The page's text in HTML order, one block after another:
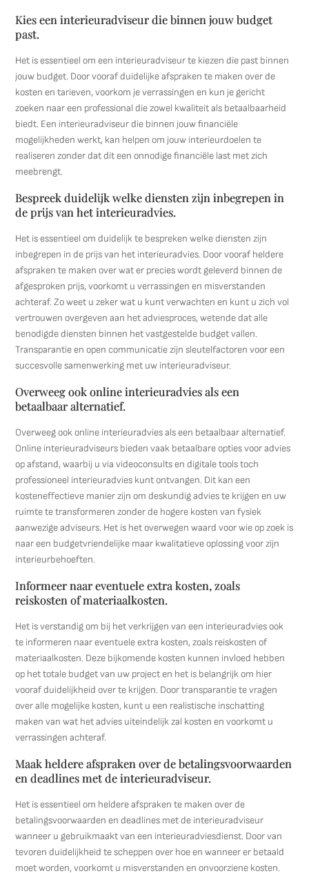
Kies een interieuradviseur die binnen jouw budget
past.
Het is essentieel om een interieuradviseur te kiezen die past binnen
jouw budget. Door vooraf duidelijke afspraken te maken over de
kosten en tarieven, voorkom je verrassingen en kun je gericht
zoeken naar een professional die zowel kwaliteit als betaalbaarheid
biedt. Een interieuradviseur die binnen jouw financiële
mogelijkheden werkt, kan helpen om jouw interieurdoelen te
realiseren zonder dat dit een onnodige financiële last met zich
meebrengt.
Bespreek duidelijk welke diensten zijn inbegrepen in
de prijs van het interieuradvies.
Het is essentieel om duidelijk te bespreken welke diensten zijn
inbegrepen in de prijs van het interieuradvies. Door vooraf heldere
afspraken te maken over wat er precies wordt geleverd binnen de
afgesproken prijs, voorkomt u verrassingen en misverstanden
achteraf. Zo weet u zeker wat u kunt verwachten en kunt u zich vol
vertrouwen overgeven aan het adviesproces, wetende dat alle
benodigde diensten binnen het vastgestelde budget vallen.
Transparantie en open communicatie zijn sleutelfactoren voor een
succesvolle samenwerking met uw interieuradviseur.
Overweeg ook online interieuradvies als een
betaalbaar alternatief.
Overweeg ook online interieuradvies als een betaalbaar alternatief.
Online interieuradviseurs bieden vaak betaalbare opties voor advies
op afstand, waarbij u via videoconsults en digitale tools toch
professioneel interieuradvies kunt ontvangen. Dit kan een
kosteneffectieve manier zijn om deskundig advies te krijgen en uw
ruimte te transformeren zonder de hogere kosten van fysiek
aanwezige adviseurs. Het is het overwegen waard voor wie op zoek is
naar een budgetvriendelijke maar kwalitatieve oplossing voor zijn
interieurbehoeften.
Informeer naar eventuele extra kosten, zoals
reiskosten of materiaalkosten.
Het is verstandig om bij het verkrijgen van een interieuradvies ook
te informeren naar eventuele extra kosten, zoals reiskosten of
materiaalkosten. Deze bijkomende kosten kunnen invloed hebben
op het totale budget van uw project en het is belangrijk om hier
vooraf duidelijkheid over te krijgen. Door transparantie te vragen
over alle mogelijke kosten, kunt u een realistische inschatting
maken van wat het advies uiteindelijk zal kosten en voorkomt u
verrassingen achteraf.
Maak heldere afspraken over de betalingsvoorwaarden
en deadlines met de interieuradviseur.
Het is essentieel om heldere afspraken te maken over de
betalingsvoorwaarden en deadlines met de interieuradviseur
wanneer u gebruikmaakt van een interieuradviesdienst. Door van
tevoren duidelijkheid te scheppen over hoe en wanneer er betaald
moet worden, voorkomt u misverstanden en onvoorziene kosten.